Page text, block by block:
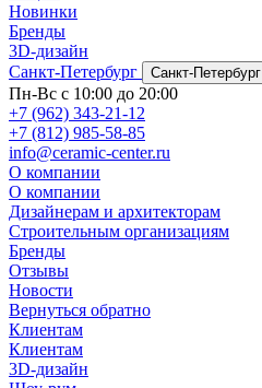
Новинки
Бренды
3D-дизайн
Санкт-Петербург
Санкт-Петербург
Пн-Вс с 10:00 до 20:00
+7 (962) 343-21-12
+7 (812) 985-58-85
info@ceramic-center.ru
О компании
О компании
Дизайнерам и архитекторам
Строительным организациям
Бренды
Отзывы
Новости
Вернуться обратно
Клиентам
Клиентам
3D-дизайн